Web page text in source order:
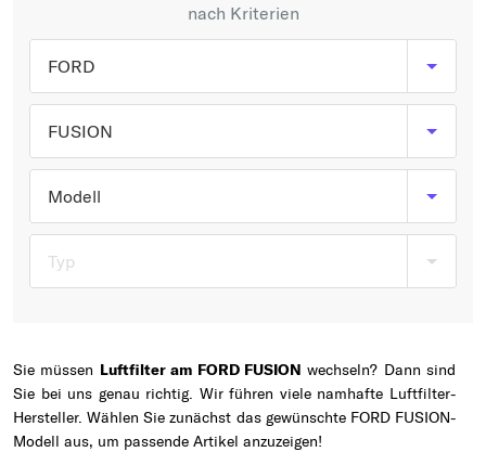
Typ wählen
nach Kriterien
FORD
FUSION
Modell
Typ
Sie müssen Luftfilter am FORD FUSION wechseln? Dann sind
Sie bei uns genau richtig. Wir führen viele namhafte Luftfilter-
Hersteller. Wählen Sie zunächst das gewünschte FORD FUSION-
Modell aus, um passende Artikel anzuzeigen!